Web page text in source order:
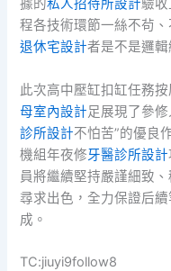
據的私人招待所設計驗
程各技術環節一絲不茍
退休宅設計者是不是邏
此次高中壓缸扣缸任務
母室內設計足展現了參
診所設計不怕苦”的優良
機組年夜修牙醫診所設計
員將繼續堅持嚴謹細致
尋求出色，全力保證后
成。
TC:jiuyi9follow8